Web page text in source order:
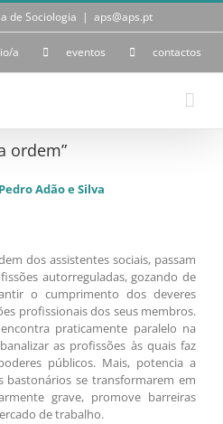
de Sociologia | aps@aps.pt
a eventos contactos
ordem”
Adão e Silva
dos assistentes sociais, passam
autorreguladas, gozando de
o cumprimento dos deveres
profissionais dos seus membros.
praticamente paralelo na
as profissões às quais faz
públicos. Mais, potencia a
bastonários se transformarem em
grave, promove barreiras
de trabalho.